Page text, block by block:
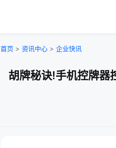
首页 > 资讯中心 > 企业快讯
胡牌秘诀!手机控牌器